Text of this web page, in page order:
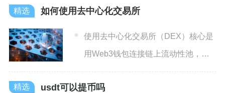
如何使用去中心化交易所
使用去中心化交易所（DEX）核心是
用Web3钱包连接链上流动性池，无
需注册KYC，全程资产
usdt可以提币吗